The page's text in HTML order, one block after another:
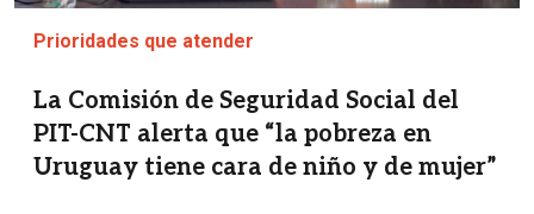
Prioridades que atender
La Comisión de Seguridad Social del
PIT-CNT alerta que “la pobreza en
Uruguay tiene cara de niño y de mujer”